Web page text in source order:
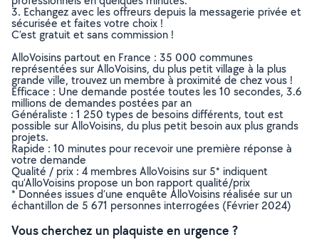
3. Echangez avec les offreurs depuis la messagerie privée et
sécurisée et faites votre choix !
C’est gratuit et sans commission !
AlloVoisins partout en France : 35 000 communes
représentées sur AlloVoisins, du plus petit village à la plus
grande ville, trouvez un membre à proximité de chez vous !
Efficace : Une demande postée toutes les 10 secondes, 3.6
millions de demandes postées par an
Généraliste : 1 250 types de besoins différents, tout est
possible sur AlloVoisins, du plus petit besoin aux plus grands
projets.
Rapide : 10 minutes pour recevoir une première réponse à
votre demande
Qualité / prix : 4 membres AlloVoisins sur 5* indiquent
qu’AlloVoisins propose un bon rapport qualité/prix
* Données issues d’une enquête AlloVoisins réalisée sur un
échantillon de 5 671 personnes interrogées (Février 2024)
Vous cherchez un plaquiste en urgence ?